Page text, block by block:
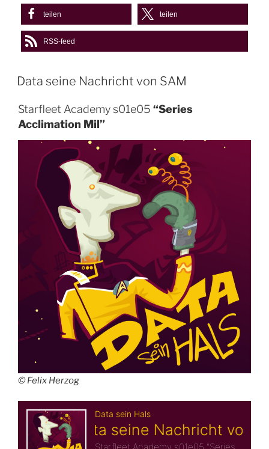
teilen teilen
RSS-feed
Data seine Nachricht von SAM
Starfleet Academy s01e05 “Series
Acclimation Mil”
© Felix Herzog